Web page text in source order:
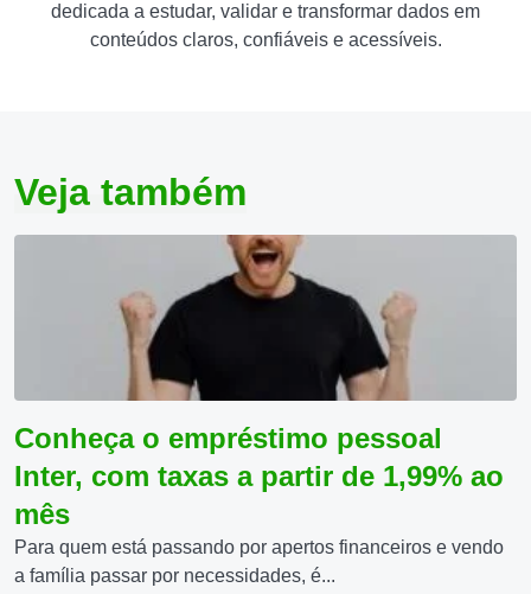
dedicada a estudar, validar e transformar dados em
conteúdos claros, confiáveis e acessíveis.
Veja também
Conheça o empréstimo pessoal
Inter, com taxas a partir de 1,99% ao
mês
Para quem está passando por apertos financeiros e vendo
a família passar por necessidades, é...